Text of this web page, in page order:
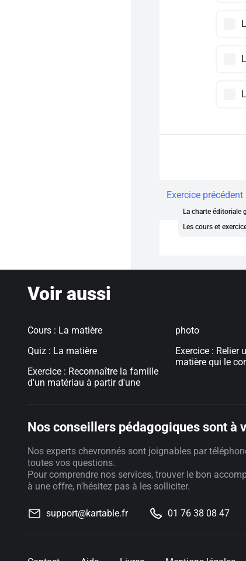
Exercice précédent
La charte éditoriale
Les cours et
Voir aussi
Cours : La matière
Quiz : La matière
Exercice : Reconnaître la famille
d'un matériau à partir d'une
photo
Exercice : Relier
matière qui le
Nos conseillers pédagogiques sont à
Nos experts chevronnés sont joignables par
toutes vos questions.
Pour comprendre nos services, trouver le bon
à une offre, n'hésitez pas à les solliciter.
support@kartable.fr 01 76 38 08 47